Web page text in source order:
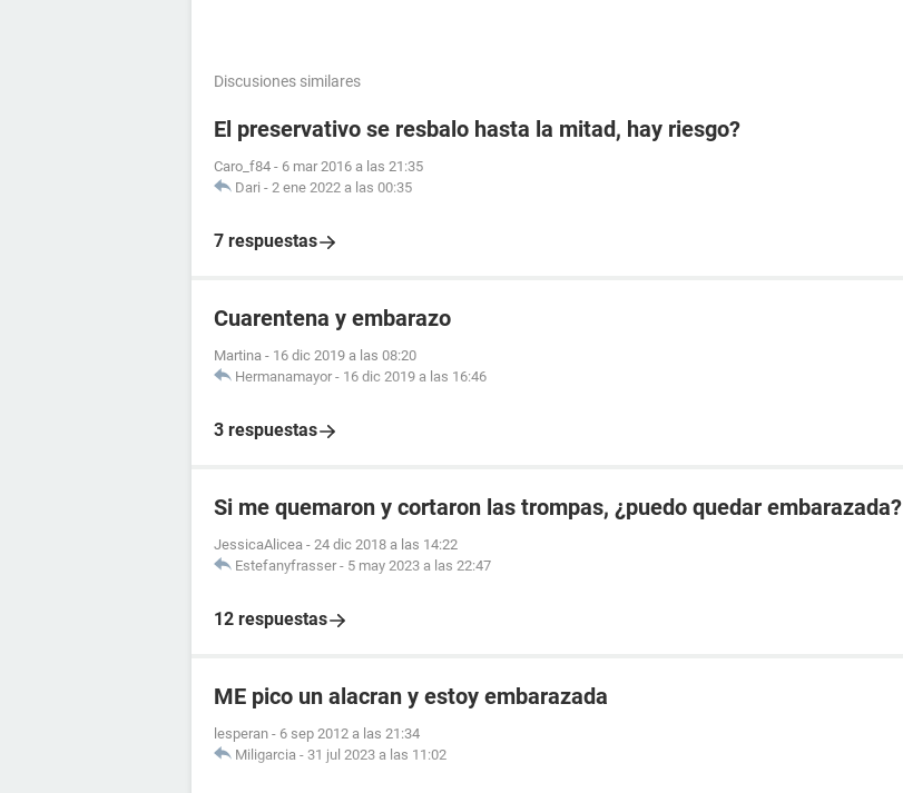
Discusiones similares
El preservativo se resbalo hasta la mitad, hay riesgo?
Caro_f84 - 6 mar 2016 a las 21:35
Dari - 2 ene 2022 a las 00:35
7 respuestas
Cuarentena y embarazo
Martina - 16 dic 2019 a las 08:20
Hermanamayor - 16 dic 2019 a las 16:46
3 respuestas
Si me quemaron y cortaron las trompas, ¿puedo quedar embarazada?
JessicaAlicea - 24 dic 2018 a las 14:22
Estefanyfrasser - 5 may 2023 a las 22:47
12 respuestas
ME pico un alacran y estoy embarazada
lesperan - 6 sep 2012 a las 21:34
Miligarcia - 31 jul 2023 a las 11:02